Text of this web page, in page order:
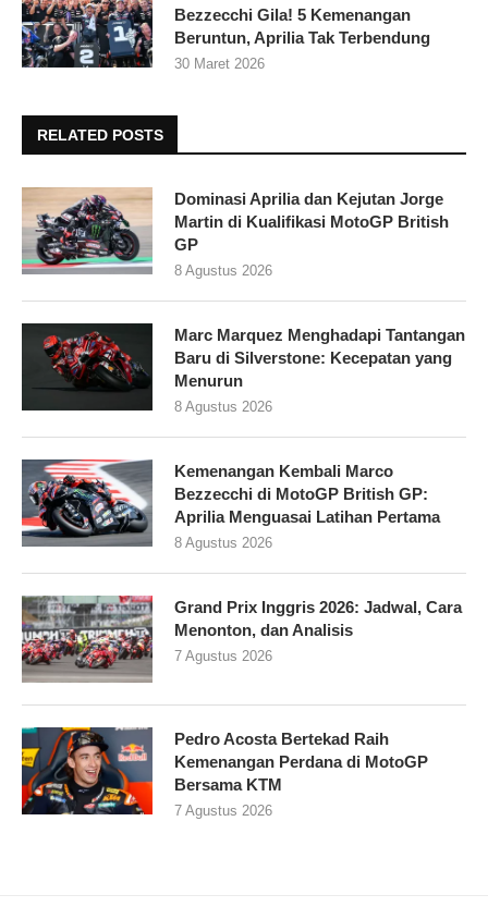
Bezzecchi Gila! 5 Kemenangan
Beruntun, Aprilia Tak Terbendung
30 Maret 2026
RELATED POSTS
Dominasi Aprilia dan Kejutan Jorge
Martin di Kualifikasi MotoGP British
GP
8 Agustus 2026
Marc Marquez Menghadapi Tantangan
Baru di Silverstone: Kecepatan yang
Menurun
8 Agustus 2026
Kemenangan Kembali Marco
Bezzecchi di MotoGP British GP:
Aprilia Menguasai Latihan Pertama
8 Agustus 2026
Grand Prix Inggris 2026: Jadwal, Cara
Menonton, dan Analisis
7 Agustus 2026
Pedro Acosta Bertekad Raih
Kemenangan Perdana di MotoGP
Bersama KTM
7 Agustus 2026